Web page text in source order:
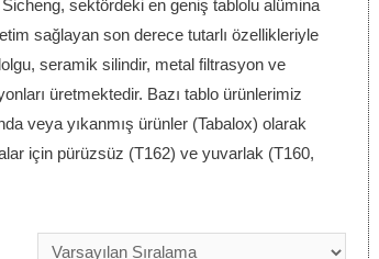
sektördeki en geniş tablolu alümina
sağlayan son derece tutarlı özellikleriyle
seramik silindir, metal filtrasyon ve
üretmektedir. Bazı tablo ürünlerimiz
veya yıkanmış ürünler (Tabalox) olarak
için pürüzsüz (T162) ve yuvarlak (T160,